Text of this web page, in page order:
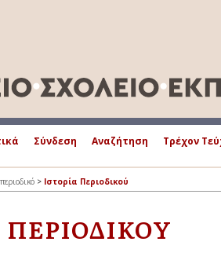
Σύνδεση Αναζήτηση
Τρέχον
> Ιστορία Περιοδικού
ΠΕΡΙΟΔΙΚΟΎ